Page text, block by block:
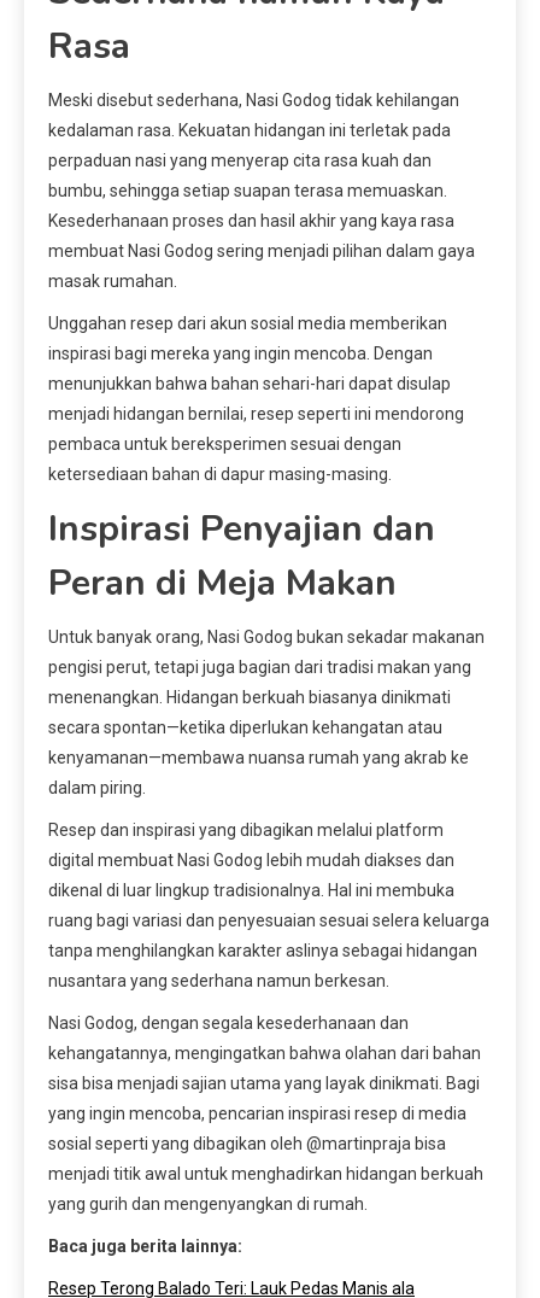
Rasa
Meski disebut sederhana, Nasi Godog tidak kehilangan
kedalaman rasa. Kekuatan hidangan ini terletak pada
perpaduan nasi yang menyerap cita rasa kuah dan
bumbu, sehingga setiap suapan terasa memuaskan.
Kesederhanaan proses dan hasil akhir yang kaya rasa
membuat Nasi Godog sering menjadi pilihan dalam gaya
masak rumahan.
Unggahan resep dari akun sosial media memberikan
inspirasi bagi mereka yang ingin mencoba. Dengan
menunjukkan bahwa bahan sehari-hari dapat disulap
menjadi hidangan bernilai, resep seperti ini mendorong
pembaca untuk bereksperimen sesuai dengan
ketersediaan bahan di dapur masing-masing.
Inspirasi Penyajian dan
Peran di Meja Makan
Untuk banyak orang, Nasi Godog bukan sekadar makanan
pengisi perut, tetapi juga bagian dari tradisi makan yang
menenangkan. Hidangan berkuah biasanya dinikmati
secara spontan—ketika diperlukan kehangatan atau
kenyamanan—membawa nuansa rumah yang akrab ke
dalam piring.
Resep dan inspirasi yang dibagikan melalui platform
digital membuat Nasi Godog lebih mudah diakses dan
dikenal di luar lingkup tradisionalnya. Hal ini membuka
ruang bagi variasi dan penyesuaian sesuai selera keluarga
tanpa menghilangkan karakter aslinya sebagai hidangan
nusantara yang sederhana namun berkesan.
Nasi Godog, dengan segala kesederhanaan dan
kehangatannya, mengingatkan bahwa olahan dari bahan
sisa bisa menjadi sajian utama yang layak dinikmati. Bagi
yang ingin mencoba, pencarian inspirasi resep di media
sosial seperti yang dibagikan oleh @martinpraja bisa
menjadi titik awal untuk menghadirkan hidangan berkuah
yang gurih dan mengenyangkan di rumah.
Baca juga berita lainnya:
Resep Terong Balado Teri: Lauk Pedas Manis ala